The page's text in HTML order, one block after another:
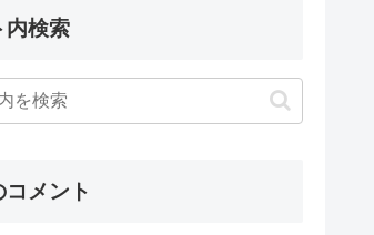
内検索
コメント